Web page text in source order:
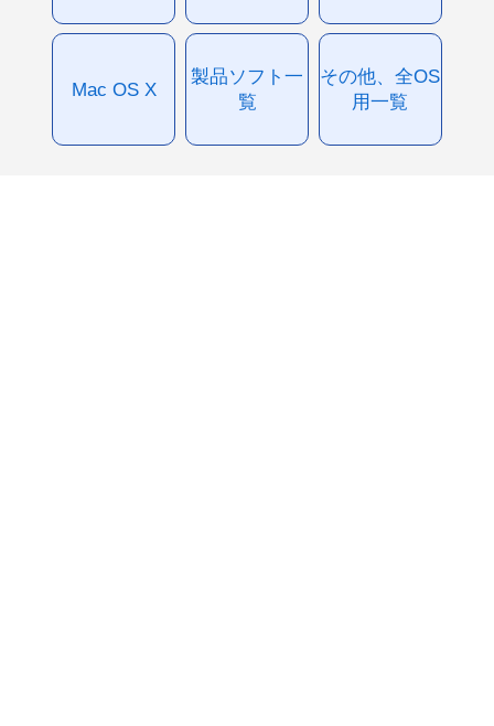
Mac OS X
製品ソフト一
覧
その他、全OS
用一覧